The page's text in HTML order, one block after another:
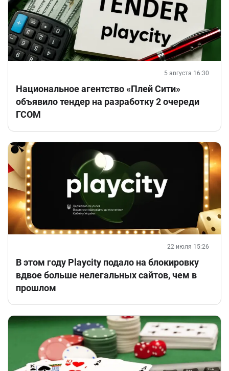
5 августа 16:30
Национальное агентство «Плей Сити»
объявило тендер на разработку 2 очереди
ГСОМ
22 июля 15:26
В этом году Playcity подало на блокировку
вдвое больше нелегальных сайтов, чем в
прошлом